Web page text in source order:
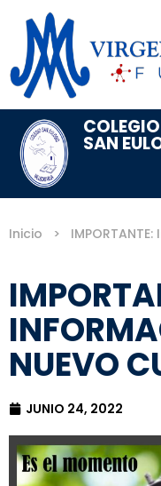
COLEGIO
SAN
Inicio > IMPORTANTE:
NUEVO
JUNIO 24, 2022